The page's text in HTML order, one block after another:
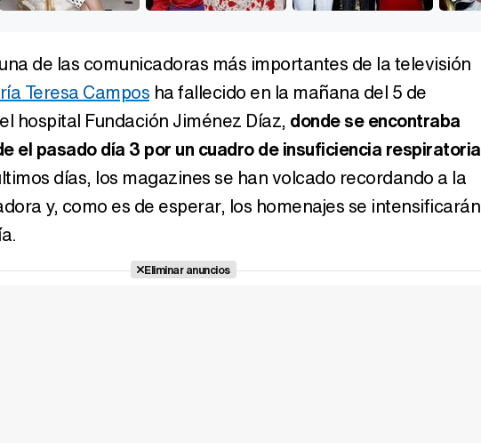
de las comunicadoras más importantes de la televisión
Teresa Campos ha fallecido en la mañana del 5 de
hospital Fundación Jiménez Díaz, donde se encontraba
el pasado día 3 por un cuadro de insuficiencia respiratoria
días, los magazines se han volcado recordando a la
y, como es de esperar, los homenajes se intensificarán
Eliminar anuncios